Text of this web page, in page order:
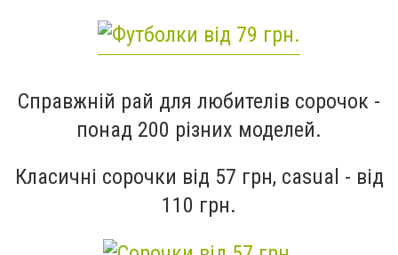
Справжній рай для любителів сорочок -
понад 200 різних моделей.
Класичні сорочки від 57 грн, casual - від
110 грн.